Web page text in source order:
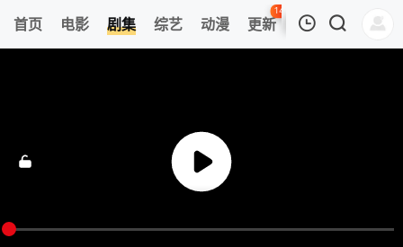
首页 电影 剧集 综艺 动漫 更新
142
热榜 APP
清空